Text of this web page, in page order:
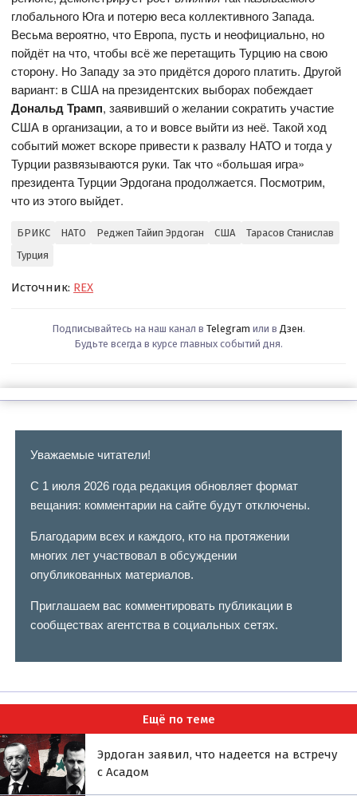
глобального Юга и потерю веса коллективного Запада.
Весьма вероятно, что Европа, пусть и неофициально, но
пойдёт на что, чтобы всё же перетащить Турцию на свою
сторону. Но Западу за это придётся дорого платить. Другой
вариант: в США на президентских выборах побеждает
Дональд Трамп, заявивший о желании сократить участие
США в организации, а то и вовсе выйти из неё. Такой ход
событий может вскоре привести к развалу НАТО и тогда у
Турции развязываются руки. Так что «большая игра»
президента Турции Эрдогана продолжается. Посмотрим,
что из этого выйдет.
БРИКС НАТО Реджеп Тайип Эрдоган США
Тарасов Станислав
Турция
Источник: REX
Подписывайтесь на наш канал в Telegram или в Дзен.
Будьте всегда в курсе главных событий дня.
Уважаемые читатели!
С 1 июля 2026 года редакция обновляет формат
вещания: комментарии на сайте будут отключены.
Благодарим всех и каждого, кто на протяжении
многих лет участвовал в обсуждении
опубликованных материалов.
Приглашаем вас комментировать публикации в
сообществах агентства в социальных сетях.
Ещё по теме
Эрдоган заявил, что надеется на встречу
с Асадом